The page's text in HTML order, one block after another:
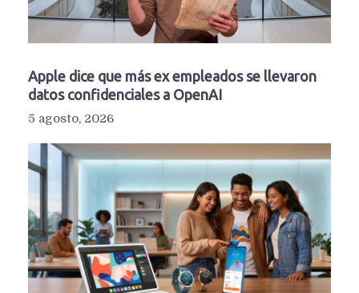
Apple dice que más ex empleados se llevaron
datos confidenciales a OpenAI
5 agosto, 2026